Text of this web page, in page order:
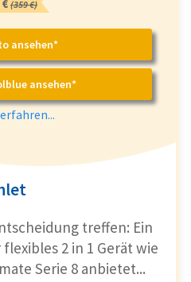
(359 €)
ansehen*
ansehen*
treffen: Ein
2 in 1 Gerät wie
Serie 8 anbietet...